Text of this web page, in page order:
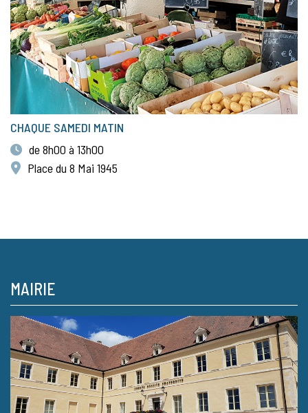
CHAQUE SAMEDI MATIN
de 8h00 à 13h00
Place du 8 Mai 1945
MAIRIE